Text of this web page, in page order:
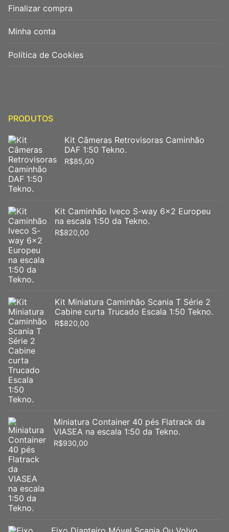
Finalizar compra
Minha conta
Política de Cookies
PRODUTOS
Kit Câmeras Retrovisoras Caminhão
DAF 1:50 Tekno.
R$85,00
Kit Caminhão Iveco S-way 6x2 Europeu
na escala 1:50 da Tekno.
R$820,00
Kit Miniatura Caminhão Scania T Série 2
Cabine curta Trucado Escala 1:50 Tekno.
R$820,00
Miniatura Container 40 pés Flatrack da
VIASEA na escala 1:50 da Tekno.
R$930,00